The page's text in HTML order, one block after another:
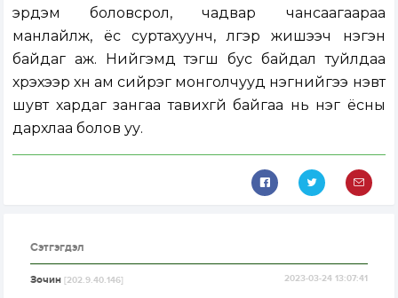
эрдэм боловсрол, чадвар чансаагаараа
манлайлж, ёс суртахуунч, үлгэр жишээч нэгэн
байдаг аж. Нийгэмд тэгш бус байдал туйлдаа
хүрэхээр хүн ам сийрэг монголчууд нэгнийгээ нэвт
шувт хардаг зангаа тавихгүй байгаа нь нэг ёсны
дархлаа болов уу.
Сэтгэгдэл
Зочин[202.9.40.146] 2023-03-24 13:07:41